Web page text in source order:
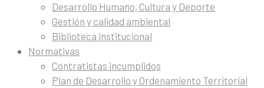
Desarrollo Humano, Cultura y Deporte
Gestión y calidad ambiental
Biblioteca institucional
Normativas
Contratistas incumplidos
Plan de Desarrollo y Ordenamiento Territorial